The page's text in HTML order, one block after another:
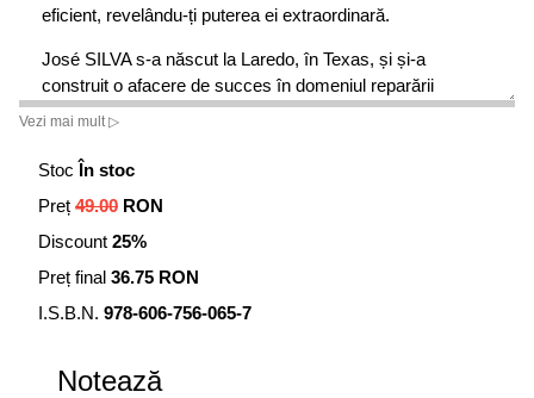
eficient, revelându-ți puterea ei extraordinară.
José SILVA s-a născut la Laredo, în Texas, și și-a
construit o afacere de succes în domeniul reparării
produselor electronice, pe care a menținut-o vreme de 40
și cu activitatea undelor cerebrale prin anii ”40, reușind să
cursuri și programe instructive. A murit în anul 1999.
Metoda Silva continuă să fie predată la seminarii și la
evenimentele organizate de către instructorii acreditați,
Vezi mai mult ▷
Stoc În stoc
Preț 49.00 RON
Discount 25%
Preț final 36.75 RON
I.S.B.N. 978-606-756-065-7
Notează